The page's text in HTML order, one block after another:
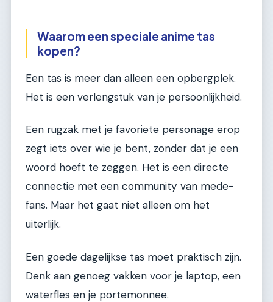
Waarom een speciale anime tas
kopen?
Een tas is meer dan alleen een opbergplek.
Het is een verlengstuk van je persoonlijkheid.
Een rugzak met je favoriete personage erop
zegt iets over wie je bent, zonder dat je een
woord hoeft te zeggen. Het is een directe
connectie met een community van mede-
fans. Maar het gaat niet alleen om het
uiterlijk.
Een goede dagelijkse tas moet praktisch zijn.
Denk aan genoeg vakken voor je laptop, een
waterfles en je portemonnee.